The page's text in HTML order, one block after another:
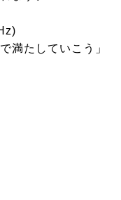
満たしていこう」